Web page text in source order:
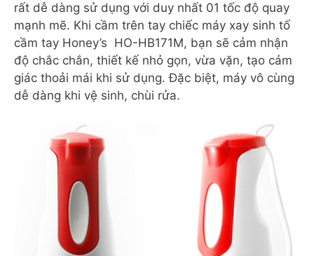
rất dễ dàng sử dụng với duy nhất 01 tốc độ quay
mạnh mẽ. Khi cầm trên tay chiếc máy xay sinh tố
cầm tay Honey’s HO-HB171M, bạn sẽ cảm nhận
độ chắc chắn, thiết kế nhỏ gọn, vừa vặn, tạo cảm
giác thoải mái khi sử dụng. Đặc biệt, máy vô cùng
dễ dàng khi vệ sinh, chùi rửa.